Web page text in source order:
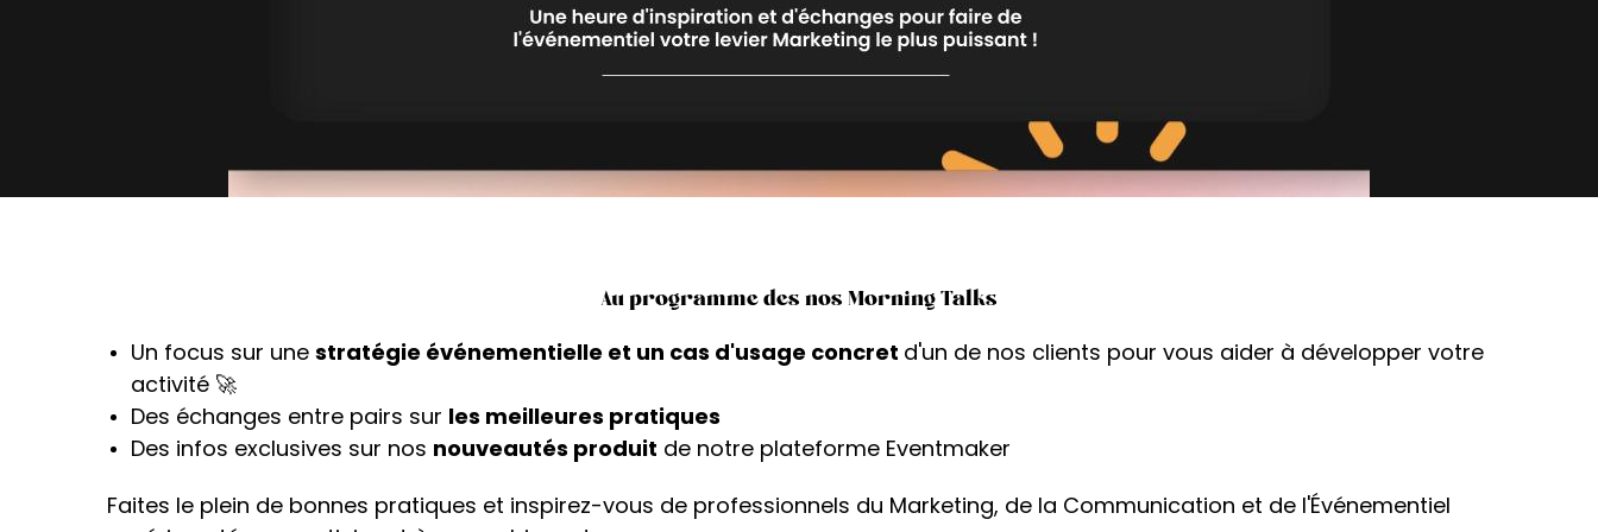
Au programme des nos Morning Talks
Un focus sur une stratégie événementielle et un cas d'usage concret d'un de nos clients pour vous aider à développer votre
activité 🚀
Des échanges entre pairs sur les meilleures pratiques
Des infos exclusives sur nos nouveautés produit de notre plateforme Eventmaker
Faites le plein de bonnes pratiques et inspirez-vous de professionnels du Marketing, de la Communication et de l'Événementiel